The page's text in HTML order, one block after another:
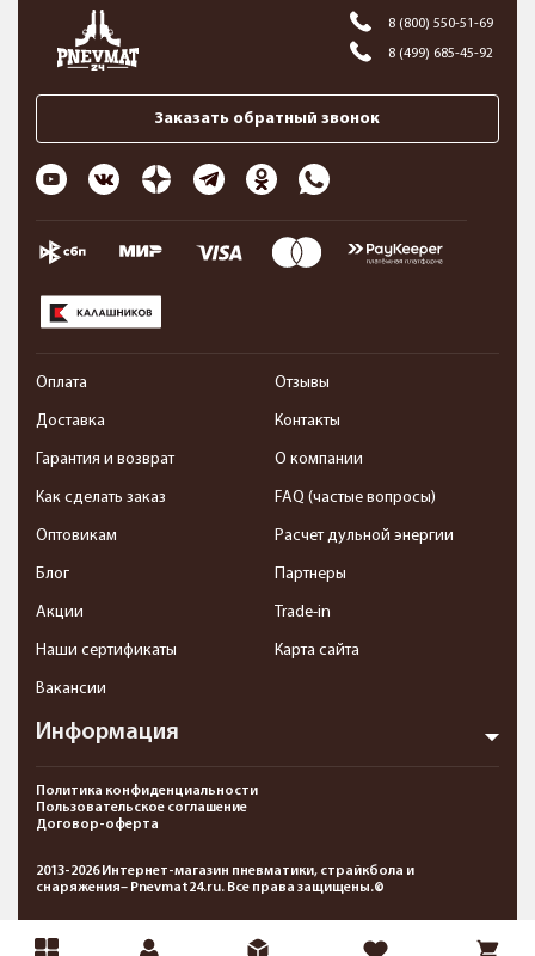
8 (800) 550-51-69
8 (499) 685-45-92
Заказать обратный звонок
Информация
Оплата
Доставка
Гарантия и возврат
Как сделать заказ
Оптовикам
Блог
Акции
Наши сертификаты
Вакансии
Отзывы
Контакты
О компании
FAQ (частые вопросы)
Расчет дульной энергии
Партнеры
Trade-in
Карта сайта
Политика конфиденциальности
Пользовательское соглашение
Договор-оферта
2013-2026 Интернет-магазин пневматики, страйкбола и
снаряжения– Pnevmat24.ru. Все права защищены.©